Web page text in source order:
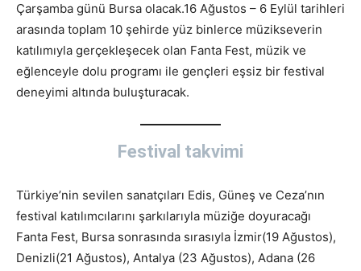
Çarşamba günü Bursa olacak.16 Ağustos – 6 Eylül tarihleri
arasında toplam 10 şehirde yüz binlerce müzikseverin
katılımıyla gerçekleşecek olan Fanta Fest, müzik ve
eğlenceyle dolu programı ile gençleri eşsiz bir festival
deneyimi altında buluşturacak.
Festival takvimi
Türkiye’nin sevilen sanatçıları Edis, Güneş ve Ceza’nın
festival katılımcılarını şarkılarıyla müziğe doyuracağı
Fanta Fest, Bursa sonrasında sırasıyla İzmir(19 Ağustos),
Denizli(21 Ağustos), Antalya (23 Ağustos), Adana (26